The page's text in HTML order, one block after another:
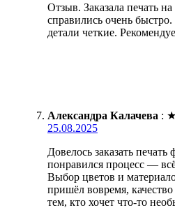
Отзыв. Заказала печать
справились очень
детали четкие.
Александра Калачева : ★
25.08.2025
Довелось заказать
понравился процесс —
Выбор цветов и
пришёл вовремя,
тем, кто хочет что-то